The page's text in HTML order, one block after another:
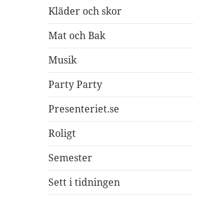
Kläder och skor
Mat och Bak
Musik
Party Party
Presenteriet.se
Roligt
Semester
Sett i tidningen